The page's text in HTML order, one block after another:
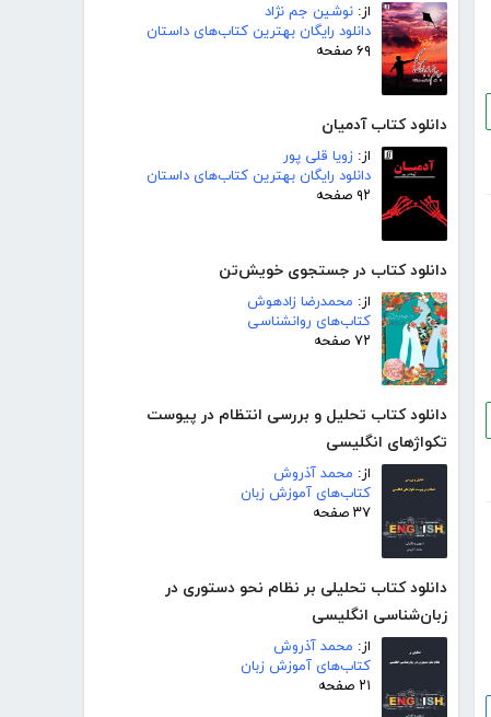
از: نوشین جم نژاد
دانلود رایگان بهترین کتاب‌های داستان
۶۹ صفحه
دانلود کتاب آدمیان
از: زویا قلی پور
دانلود رایگان بهترین کتاب‌های داستان
۹۲ صفحه
دانلود کتاب در جستجوی خویش‌تن
از: محمدرضا زادهوش
کتاب‌های روانشناسی
۷۲ صفحه
دانلود کتاب تحلیل و بررسی انتظام در پیوست
تکواژهای انگلیسی
از: محمد آذروش
کتاب‌های آموزش زبان
۳۷ صفحه
دانلود کتاب تحلیلی بر نظام نحو دستوری در
زبان‌شناسی انگلیسی
از: محمد آذروش
کتاب‌های آموزش زبان
۲۱ صفحه